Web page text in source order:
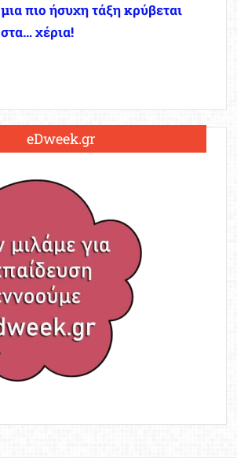
μια πιο ήσυχη τάξη κρύβεται
στα… χέρια!
eDweek.gr